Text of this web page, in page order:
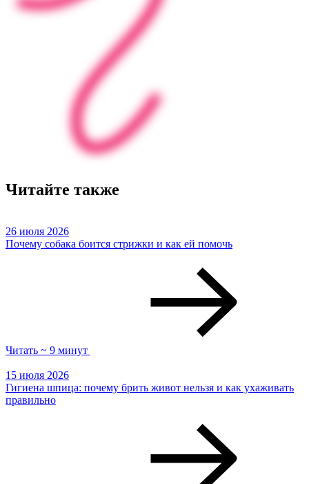
Читайте также
26 июля 2026
Почему собака боится стрижки и как ей помочь
Читать ~ 9 минут
15 июля 2026
Гигиена шпица: почему брить живот нельзя и как ухаживать
правильно